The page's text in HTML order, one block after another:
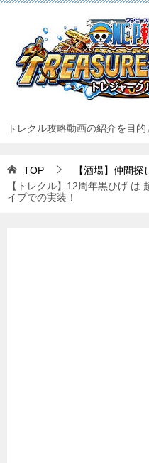
トレクル攻略動画の紹介を目
TOP
【酒場】仲間探
【トレクル】12周年黒ひげ は
イプでの実装！